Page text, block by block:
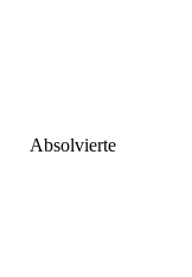
Absolvierte